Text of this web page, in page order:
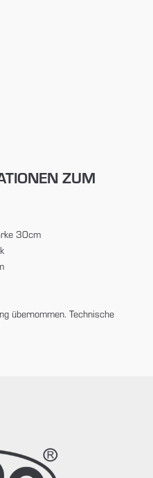
ZUM
30cm
übernommen. Technische